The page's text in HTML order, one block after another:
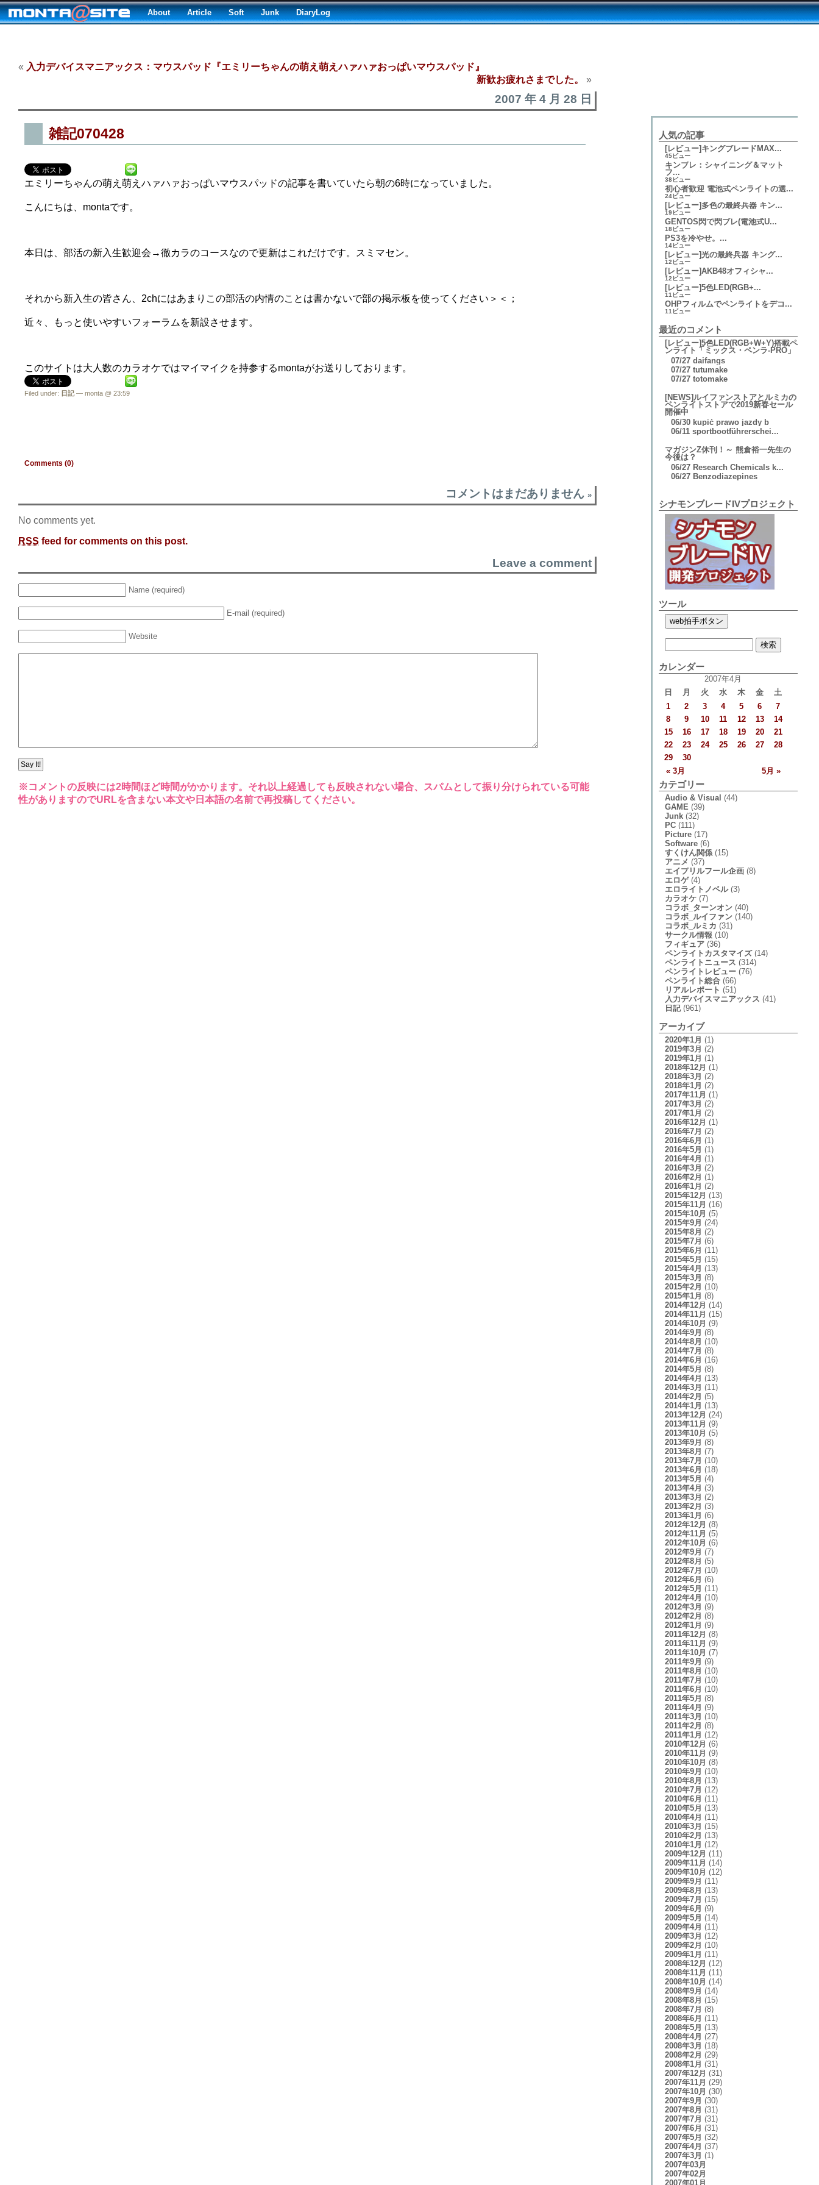
About Article Soft Junk DiaryLog
« 入力デバイスマニアックス：マウスパッド『エミリーちゃんの萌え萌えハァハァおっぱいマウスパッド』
新歓お疲れさまでした。
»
2007 年 4 月 28 日
雑記070428
エミリーちゃんの萌え萌えハァハァおっぱいマウスパッドの記事を書いていたら朝の6時になっていました。
こんにちは、montaです。
本日は、部活の新入生歓迎会→徹カラのコースなので更新はこれだけです。スミマセン。
それから新入生の皆さん、2chにはあまりこの部活の内情のことは書かないで部の掲示板を使ってください＞＜；
近々、もっと使いやすいフォーラムを新設させます。
このサイトは大人数のカラオケではマイマイクを持参するmontaがお送りしております。
Filed under: 日記— monta @ 23:59
Comments (0)
コメントはまだありません »
No comments yet.
RSS feed for comments on this post.
Leave a comment
Name (required)
E-mail (required)
Website
※コメントの反映には2時間ほど時間がかかります。それ以上経過しても反映されない場合、スパムとして振り分けられている可能
性がありますのでURLを含まない本文や日本語の名前で再投稿してください。
人気の記事
[レビュー]キングブレードMAX...
45ビュー
キンブレ：シャイニング＆マット
フ...
38ビュー
初心者歓迎 電池式ペンライトの選...
24ビュー
[レビュー]多色の最終兵器 キン...
19ビュー
GENTOS閃で閃ブレ(電池式U...
18ビュー
PS3を冷やせ。...
14ビュー
[レビュー]光の最終兵器 キング...
12ビュー
[レビュー]AKB48オフィシャ...
12ビュー
[レビュー]5色LED(RGB+...
11ビュー
OHPフィルムでペンライトをデコ...
11ビュー
最近のコメント
[レビュー]5色LED(RGB+W+Y)搭載ペ
ンライト「ミックス・ペンラ-PRO」
07/27 daifangs
07/27 tutumake
07/27 totomake
[NEWS]ルイファンストアとルミカの
ペンライトストアで2019新春セール
開催中
06/30 kupić prawo jazdy b
06/11 sportbootführerschei...
マガジンZ休刊！～ 熊倉裕一先生の
今後は？
06/27 Research Chemicals k...
06/27 Benzodiazepines
シナモンブレードIVプロジェクト
ツール
カレンダー
2007年4月
日
月 火 水 木 金 土
« 3月 5月 »
1 2 3 4 5 6
7
8
9 10 11 12 13
14
15
16 17 18 19 20
21
22
23 24 25 26 27
28
29
30
カテゴリー
Audio & Visual (44)
GAME (39)
Junk(32)
PC(111)
Picture(17)
Software(6)
すくけん関係(15)
アニメ (37)
エイプリルフール企画(8)
エロゲ(4)
エロライトノベル(3)
カラオケ(7)
コラボ_ターンオン(40)
コラボ_ルイファン(140)
コラボ_ルミカ (31)
サークル情報 (10)
フィギュア(36)
ペンライトカスタマイズ(14)
ペンライトニュース (314)
ペンライトレビュー(76)
ペンライト総合(66)
リアルレポート (51)
入力デバイスマニアックス (41)
日記(961)
アーカイブ
2020年1月 (1)
2019年3月 (2)
2019年1月 (1)
2018年12月 (1)
2018年3月 (2)
2018年1月 (2)
2017年11月 (1)
2017年3月 (2)
2017年1月 (2)
2016年12月 (1)
2016年7月 (2)
2016年6月 (1)
2016年5月 (1)
2016年4月 (1)
2016年3月 (2)
2016年2月 (1)
2016年1月 (2)
2015年12月 (13)
2015年11月 (16)
2015年10月 (5)
2015年9月 (24)
2015年8月 (2)
2015年7月 (6)
2015年6月 (11)
2015年5月 (15)
2015年4月 (13)
2015年3月 (8)
2015年2月 (10)
2015年1月 (8)
2014年12月 (14)
2014年11月 (15)
2014年10月 (9)
2014年9月 (8)
2014年8月 (10)
2014年7月 (8)
2014年6月 (16)
2014年5月 (8)
2014年4月 (13)
2014年3月 (11)
2014年2月 (5)
2014年1月 (13)
2013年12月 (24)
2013年11月 (9)
2013年10月 (5)
2013年9月 (8)
2013年8月 (7)
2013年7月 (10)
2013年6月 (18)
2013年5月 (4)
2013年4月 (3)
2013年3月 (2)
2013年2月 (3)
2013年1月 (6)
2012年12月 (8)
2012年11月 (5)
2012年10月 (6)
2012年9月 (7)
2012年8月 (5)
2012年7月 (10)
2012年6月 (6)
2012年5月 (11)
2012年4月 (10)
2012年3月 (9)
2012年2月 (8)
2012年1月 (9)
2011年12月 (8)
2011年11月 (9)
2011年10月 (7)
2011年9月 (9)
2011年8月 (10)
2011年7月 (10)
2011年6月 (10)
2011年5月 (8)
2011年4月 (9)
2011年3月 (10)
2011年2月 (8)
2011年1月 (12)
2010年12月 (6)
2010年11月 (9)
2010年10月 (8)
2010年9月 (10)
2010年8月 (13)
2010年7月 (12)
2010年6月 (11)
2010年5月 (13)
2010年4月 (11)
2010年3月 (15)
2010年2月 (13)
2010年1月 (12)
2009年12月 (11)
2009年11月 (14)
2009年10月 (12)
2009年9月 (11)
2009年8月 (13)
2009年7月 (15)
2009年6月 (9)
2009年5月 (14)
2009年4月 (11)
2009年3月 (12)
2009年2月 (10)
2009年1月 (11)
2008年12月 (12)
2008年11月 (11)
2008年10月 (14)
2008年9月 (14)
2008年8月 (15)
2008年7月 (8)
2008年6月 (11)
2008年5月 (13)
2008年4月 (27)
2008年3月 (18)
2008年2月 (29)
2008年1月 (31)
2007年12月 (31)
2007年11月 (29)
2007年10月 (30)
2007年9月 (30)
2007年8月 (31)
2007年7月 (31)
2007年6月 (31)
2007年5月 (32)
2007年4月 (37)
2007年3月 (1)
2007年03月
2007年02月
2007年01月